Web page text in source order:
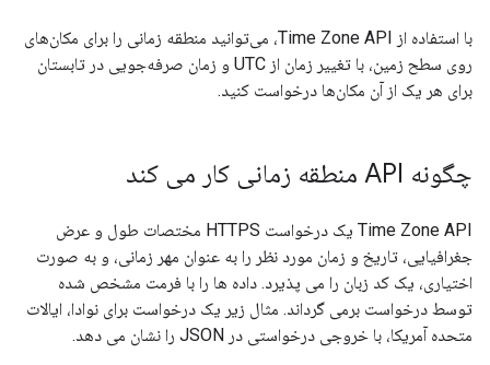
با استفاده از Time Zone API، می‌توانید منطقه زمانی را برای مکان‌های
روی سطح زمین، با تغییر زمان از UTC و زمان صرفه‌جویی در تابستان
برای هر یک از آن مکان‌ها درخواست کنید.
چگونه API منطقه زمانی کار می کند
Time Zone API یک درخواست HTTPS مختصات طول و عرض
جغرافیایی، تاریخ و زمان مورد نظر را به عنوان مهر زمانی، و به صورت
اختیاری، یک کد زبان را می پذیرد. داده ها را با فرمت مشخص شده
توسط درخواست برمی گرداند. مثال زیر یک درخواست برای نوادا، ایالات
متحده آمریکا، با خروجی درخواستی در JSON را نشان می دهد.